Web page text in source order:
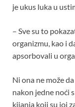
je ukus luka u
– Sve su to
organizmu, kao i
apsorbovali u
Ni ona ne može
nakon jedne noći
kijanja koji su joj